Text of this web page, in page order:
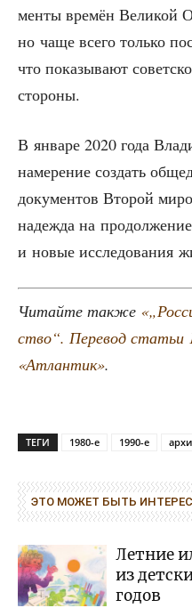
мен­ты вре­мён Вели­кой
но чаще все­го толь­ко
что пока­зы­ва­ют
стороны.
В янва­ре 2020 года
наме­ре­ние создать
доку­мен­тов Вто­рой
надеж­да на
и новые иссле­до­ва­ния
Читай­те так­же
ство“. Пере­вод ста­тьи
«Атлан­тик».
ТЕГИ 1980-е 1990-е
ЭТО МОЖЕТ БЫТЬ
Летние
из
годов